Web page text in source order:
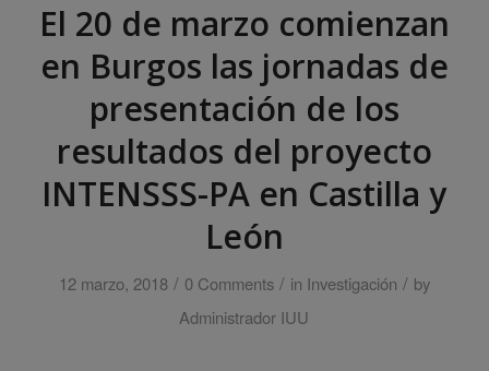
El 20 de marzo comienzan
en Burgos las jornadas de
presentación de los
resultados del proyecto
INTENSSS-PA en Castilla y
León
12 marzo, 2018 / 0 Comments / in Investigación / by
Administrador IUU